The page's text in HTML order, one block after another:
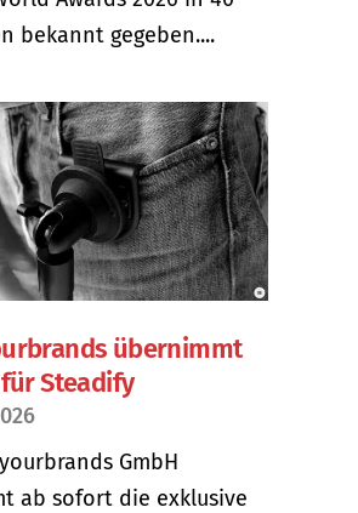
bekannt gegeben....
übernimmt
Steadify
GmbH
ab sofort die exklusive